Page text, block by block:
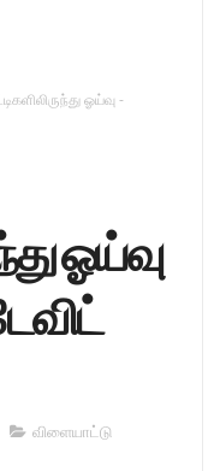
ஓய்வு -
ஓய்வு
விளையாட்டு